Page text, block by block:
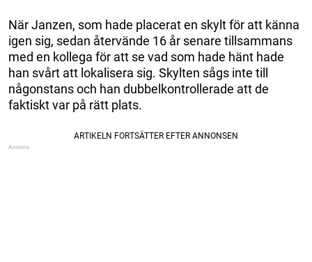
När Janzen, som hade placerat en skylt för att känna
igen sig, sedan återvände 16 år senare tillsammans
med en kollega för att se vad som hade hänt hade
han svårt att lokalisera sig. Skylten sågs inte till
någonstans och han dubbelkontrollerade att de
faktiskt var på rätt plats.